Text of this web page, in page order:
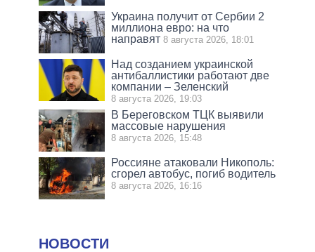
Украина получит от Сербии 2
миллиона евро: на что
направят 8 августа 2026, 18:01
Над созданием украинской
антибаллистики работают две
компании – Зеленский
8 августа 2026, 19:03
В Береговском ТЦК выявили
массовые нарушения
8 августа 2026, 15:48
Россияне атаковали Никополь:
сгорел автобус, погиб водитель
8 августа 2026, 16:16
НОВОСТИ